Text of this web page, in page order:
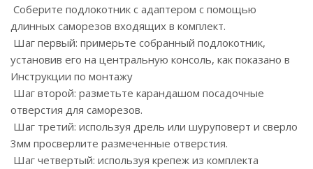
Соберите подлокотник с адаптером с помощью
длинных саморезов входящих в комплект.
Шаг первый: примерьте собранный подлокотник,
установив его на центральную консоль, как показано в
Инструкции по монтажу
Шаг второй: разметьте карандашом посадочные
отверстия для саморезов.
Шаг третий: используя дрель или шуруповерт и сверло
3мм просверлите размеченные отверстия.
Шаг четвертый: используя крепеж из комплекта